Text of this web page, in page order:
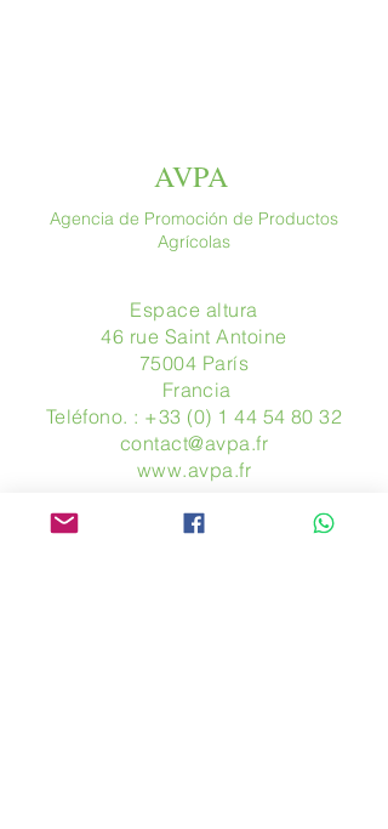
AVPA
Agencia de Promoción de Productos
Agrícolas
Espace altura
46 rue Saint Antoine
75004 París
​ Francia
Teléfono. : +33 (0) 1 44 54 80 32
contact@avpa.fr
www.avpa.fr